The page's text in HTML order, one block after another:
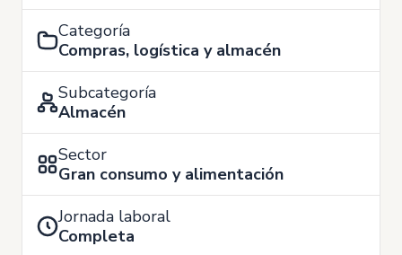
Categoría
Compras, logística y almacén
Subcategoría
Almacén
Sector
Gran consumo y alimentación
Jornada laboral
Completa